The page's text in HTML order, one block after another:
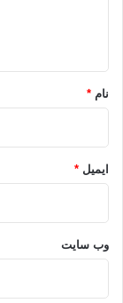
نام *
ایمیل *
وب‌ سایت